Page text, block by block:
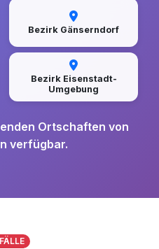
Bezirk Gänserndorf
Bezirk Eisenstadt-
Umgebung
Ortschaften von
verfügbar.